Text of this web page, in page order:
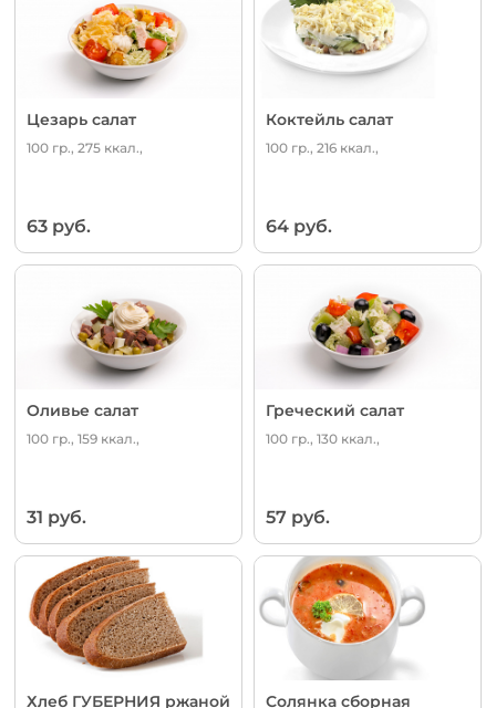
Цезарь салат
100 гр., 275 ккал.,
63 руб.
Коктейль салат
100 гр., 216 ккал.,
64 руб.
Оливье салат
100 гр., 159 ккал.,
31 руб.
Греческий салат
100 гр., 130 ккал.,
57 руб.
Хлеб ГУБЕРНИЯ ржаной
Солянка сборная